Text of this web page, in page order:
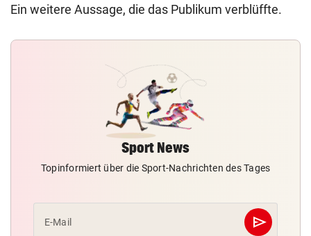
Ein weitere Aussage, die das Publikum verblüffte.
Sport News
Topinformiert über die Sport-Nachrichten des Tages
E-Mail send
Abschicken